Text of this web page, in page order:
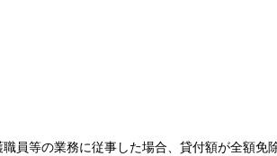
員等の業務に従事した場合、貸付額が全額免